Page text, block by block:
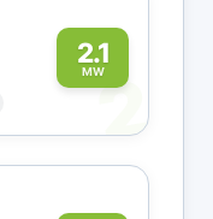
2.1
MW2